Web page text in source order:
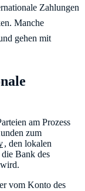
Zahlungen
Manche
gehen mit
am Prozess
zum
, den lokalen
Bank des
vom Konto des